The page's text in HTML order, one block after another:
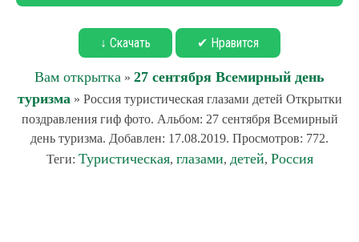
↓ Скачать ✔ Нравится
Вам открытка » 27 сентября Всемирный день
туризма » Россия туристическая глазами детей Открытки
поздравления гиф фото. Альбом: 27 сентября Всемирный
день туризма. Добавлен: 17.08.2019. Просмотров: 772.
Теги: Туристическая, глазами, детей, Россия